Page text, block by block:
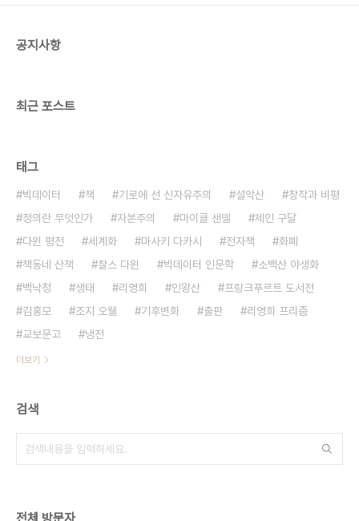
공지사항
최근 포스트
태그
빅데이터 책 기로에 선 신자유주의 설악산
창작과 비평
정의란 무엇인가
자본주의 마이클 샌델
제인 구달
다윈 평전
세계화 마사키 다카시 전자책
화폐
책동네 산책
찰스 다윈 빅데이터 인문학
소백산 야생화
백낙청
생태 리영희 인왕산
프랑크푸르트 도서전
김홍모
조지 오웰 기후변화 출판
리영희 프리즘
교보문고
냉전
더보기
검색